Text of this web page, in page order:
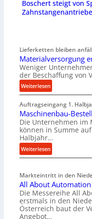
Boschert steigt von
Lieferketten bleiben
Materialversorgung
Weniger
der Beschaffung von
Weiterlesen:
M
a
t
e
r
i
a
l
e
r
s
o
Auftragseingang 1.
Maschinenbau-
Die Unternehmen im
können in Summe
Halbjahr…
Weiterlesen:
M
s
c
h
i
n
Markteintritt in den
All About
Die Messereihe All
erstmals in den
Österreich baut der
Angebot…